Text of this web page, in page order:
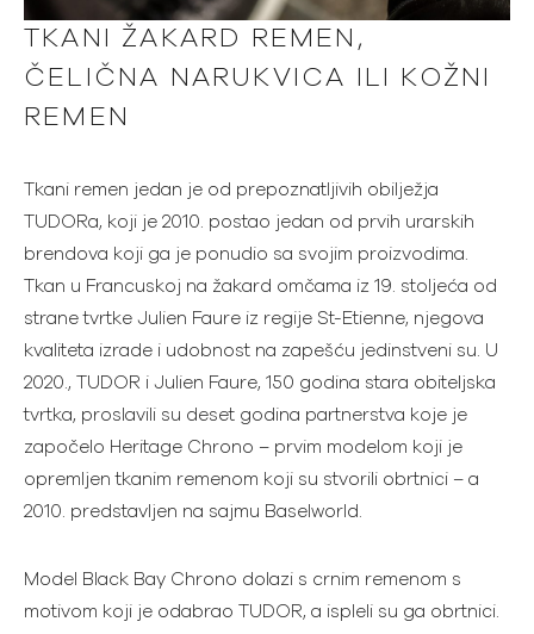
TKANI ŽAKARD REMEN,
ČELIČNA NARUKVICA ILI KOŽNI
REMEN
Tkani remen jedan je od prepoznatljivih obilježja
TUDORa, koji je 2010. postao jedan od prvih urarskih
brendova koji ga je ponudio sa svojim proizvodima.
Tkan u Francuskoj na žakard omčama iz 19. stoljeća od
strane tvrtke Julien Faure iz regije St-Etienne, njegova
kvaliteta izrade i udobnost na zapešću jedinstveni su. U
2020., TUDOR i Julien Faure, 150 godina stara obiteljska
tvrtka, proslavili su deset godina partnerstva koje je
započelo Heritage Chrono – prvim modelom koji je
opremljen tkanim remenom koji su stvorili obrtnici – a
2010. predstavljen na sajmu Baselworld.
Model Black Bay Chrono dolazi s crnim remenom s
motivom koji je odabrao TUDOR, a ispleli su ga obrtnici.